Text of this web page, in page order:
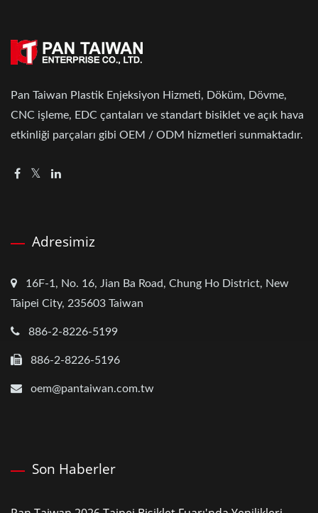
Pan Taiwan Plastik Enjeksiyon Hizmeti, Döküm, Dövme,
CNC işleme, EDC çantaları ve standart bisiklet ve açık hava
etkinliği parçaları gibi OEM / ODM hizmetleri sunmaktadır.
Adresimiz
16F-1, No. 16, Jian Ba Road, Chung Ho District, New
Taipei City, 235603 Taiwan
886-2-8226-5199
886-2-8226-5196
oem@pantaiwan.com.tw
Son Haberler